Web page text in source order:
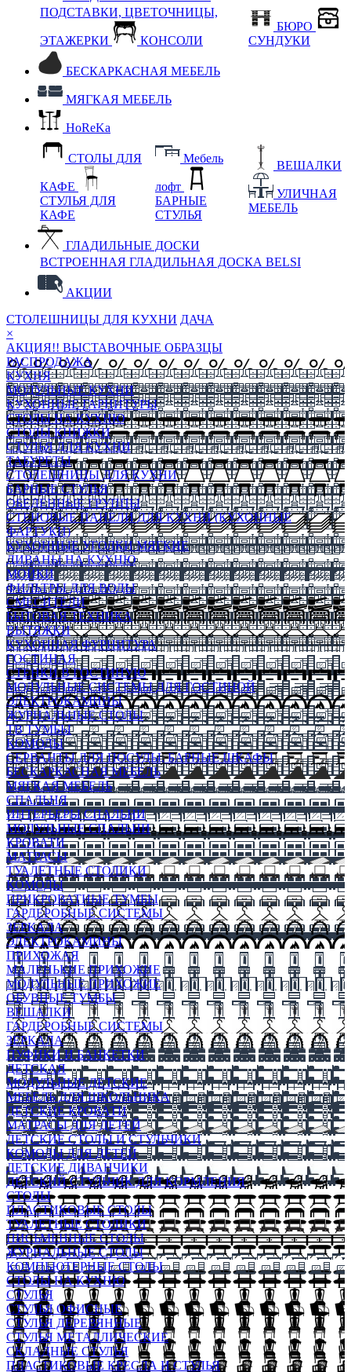
ПОДСТАВКИ, ЦВЕТОЧНИЦЫ,
ЭТАЖЕРКИ КОНСОЛИ
БЮРО
СУНДУКИ
БЕСКАРКАСНАЯ МЕБЕЛЬ
МЯГКАЯ МЕБЕЛЬ
HoReKa
СТОЛЫ ДЛЯ
КАФЕ
СТУЛЬЯ ДЛЯ
КАФЕ
Мебель
лофт
БАРНЫЕ
СТУЛЬЯ
ВЕШАЛКИ
УЛИЧНАЯ
МЕБЕЛЬ
ГЛАДИЛЬНЫЕ ДОСКИ
ВСТРОЕННАЯ ГЛАДИЛЬНАЯ ДОСКА BELSI
АКЦИИ
СТОЛЕШНИЦЫ ДЛЯ КУХНИ ДАЧА
×
АКЦИЯ!! ВЫСТАВОЧНЫЕ ОБРАЗЦЫ
РАСПРОДАЖА
КУХНЯ
МОДУЛЬНЫЕ КУХНИ
КУХОННЫЕ ГАРНИТУРЫ
СТОЛЫ НА КУХНЮ
СТОЛЫ КНИЖКИ
СТУЛЬЯ ДЛЯ КУХНИ
ТАБУРЕТЫ
СТОЛЕШНИЦЫ ДЛЯ КУХНИ
БАРНЫЕ СТУЛЬЯ
ОБЕДЕННЫЕ ГРУППЫ
СТЕНОВЫЕ ПАНЕЛИ ДЛЯ КУХНИ (КУХОННЫЕ
ФАРТУКИ)
КУХОННЫЕ УГОЛКИ МЯГКИЕ
ДИВАНЫ НА КУХНЮ
МОЙКИ
ФИЛЬТРЫ ДЛЯ ВОДЫ
СМЕСИТЕЛИ
БЫТОВАЯ ТЕХНИКА
ВЫТЯЖКИ
КУХОННАЯ ФУРНИТУРА
ГОСТИНАЯ
СТЕНКИ В ГОСТИНУЮ
МОДУЛЬНЫЕ СИСТЕМЫ ДЛЯ ГОСТИНОЙ
ЭЛЕКТРОКАМИНЫ
ЖУРНАЛЬНЫЕ СТОЛЫ
ТВ ТУМБЫ
КОМОДЫ
СЕРВАНТЫ ДЛЯ ПОСУДЫ, БАРНЫЕ ШКАФЫ
БЕСКАРКАСНАЯ МЕБЕЛЬ
МЯГКАЯ МЕБЕЛЬ
СПАЛЬНЯ
ИНТЕРЬЕРЫ СПАЛЬНИ
МОДУЛЬНЫЕ СПАЛЬНИ
КРОВАТИ
МАТРАСЫ
ТУАЛЕТНЫЕ СТОЛИКИ
КОМОДЫ
ПРИКРОВАТНЫЕ ТУМБЫ
ГАРДЕРОБНЫЕ СИСТЕМЫ
ЗЕРКАЛА
ЭЛЕКТРОКАМИНЫ
ПРИХОЖАЯ
МАЛЕНЬКИЕ ПРИХОЖИЕ
МОДУЛЬНЫЕ ПРИХОЖИЕ
ОБУВНЫЕ ТУМБЫ
ВЕШАЛКИ
ГАРДЕРОБНЫЕ СИСТЕМЫ
ЗЕРКАЛА
ПУФИКИ И БАНКЕТКИ
ДЕТСКАЯ
МОДУЛЬНЫЕ ДЕТСКИЕ
МЕБЕЛЬ ДЛЯ ШКОЛЬНИКА
ДЕТСКИЕ КРОВАТИ
МАТРАСЫ ДЛЯ ДЕТЕЙ
ДЕТСКИЕ СТОЛЫ И СТУЛЬЧИКИ
КОМОДЫ ДЛЯ ДЕТЕЙ
ДЕТСКИЕ ДИВАНЧИКИ
ДЕТСКИЙ СТУЛЬЧИК ДЛЯ КОРМЛЕНИЯ
СТОЛЫ
ПЛАСТИКОВЫЕ СТОЛЫ
ТУАЛЕТНЫЕ СТОЛИКИ
ПИСЬМЕННЫЕ СТОЛЫ
ЖУРНАЛЬНЫЕ СТОЛЫ
КОМПЬЮТЕРНЫЕ СТОЛЫ
СТОЛЫ НА КУХНЮ
СТУЛЬЯ
СТУЛЬЯ ОФИСНЫЕ
СТУЛЬЯ ДЕРЕВЯННЫЕ
СТУЛЬЯ МЕТАЛЛИЧЕСКИЕ
СКЛАДНЫЕ СТУЛЬЯ
ПЛАСТИКОВЫЕ КРЕСЛА И СТУЛЬЯ